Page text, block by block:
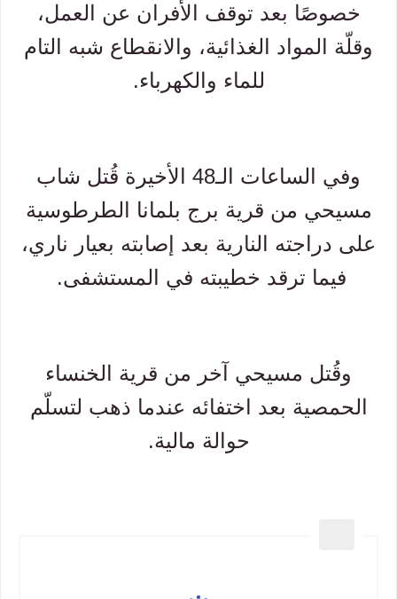
خصوصًا بعد توقف الأفران عن العمل،
وقلّة المواد الغذائية، والانقطاع شبه التام
للماء والكهرباء.
وفي الساعات الـ48 الأخيرة قُتل شاب
مسيحي من قرية برج بلمانا الطرطوسية
على دراجته النارية بعد إصابته بعيار ناري،
فيما ترقد خطيبته في المستشفى.
وقُتل مسيحي آخر من قرية الخنساء
الحمصية بعد اختفائه عندما ذهب لتسلّم
حوالة مالية.